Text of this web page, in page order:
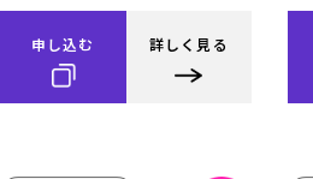
申し込む 詳しく見る